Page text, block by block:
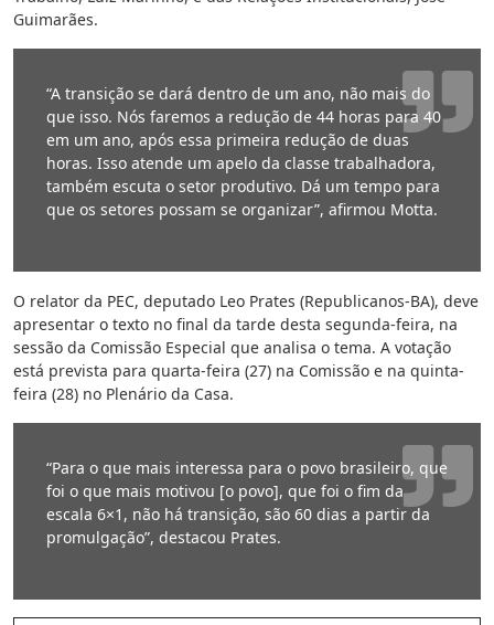
Guimarães.
“A transição se dará dentro de um ano, não mais do
que isso. Nós faremos a redução de 44 horas para 40
em um ano, após essa primeira redução de duas
horas. Isso atende um apelo da classe trabalhadora,
também escuta o setor produtivo. Dá um tempo para
que os setores possam se organizar”, afirmou Motta.
O relator da PEC, deputado Leo Prates (Republicanos-BA), deve
apresentar o texto no final da tarde desta segunda-feira, na
sessão da Comissão Especial que analisa o tema. A votação
está prevista para quarta-feira (27) na Comissão e na quinta-
feira (28) no Plenário da Casa.
“Para o que mais interessa para o povo brasileiro, que
foi o que mais motivou [o povo], que foi o fim da
escala 6×1, não há transição, são 60 dias a partir da
promulgação”, destacou Prates.